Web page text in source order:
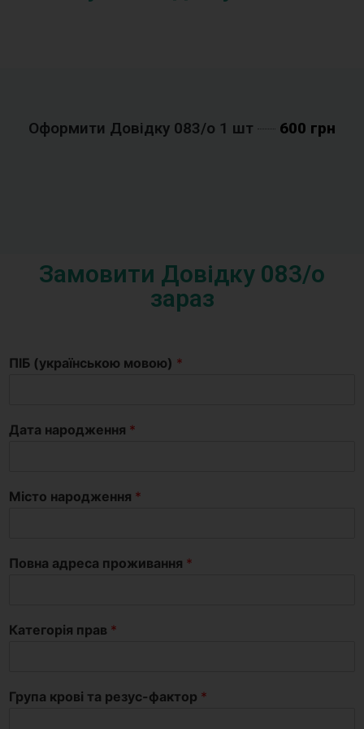
Оформити Довідку 083/o 1 шт 600 грн
Замовити Довідку 083/o
зараз
ПІБ (українською мовою) *
Дата народження *
Місто народження *
Повна адреса проживання *
Категорія прав *
Група крові та резус-фактор *